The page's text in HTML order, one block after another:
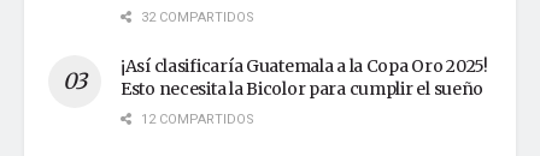
32 COMPARTIDOS
¡Así clasificaría Guatemala a la Copa Oro 2025!
Esto necesita la Bicolor para cumplir el sueño
12 COMPARTIDOS